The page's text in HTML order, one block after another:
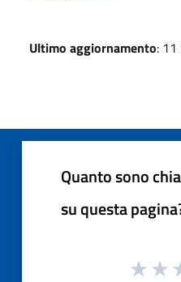
Ultimo aggiornamento:
Quanto sono
su questa